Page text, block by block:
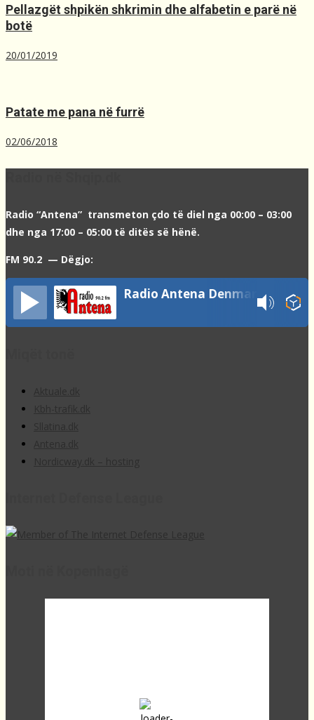
Pellazgët shpikën shkrimin dhe alfabetin e parë në
botë
20/01/2019
Patate me pana në furrë
02/06/2018
Radio “Antena” transmeton çdo të diel nga 00:00 – 03:00
dhe nga 17:00 – 05:00 të ditës së hënë.
FM 90.2 — Dëgjo:
Radio Antena Denmark
1022 mb